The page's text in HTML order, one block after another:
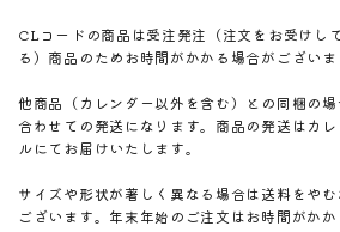
CLコードの商品は受注発注（注文をお受けし
る）商品のためお時間がかかる場合がございま
他商品（カレンダー以外を含む）との同梱の
合わせての発送になります。商品の発送はカ
ルにてお届けいたします。
サイズや形状が著しく異なる場合は送料をや
ございます。年末年始のご注文はお時間がかか